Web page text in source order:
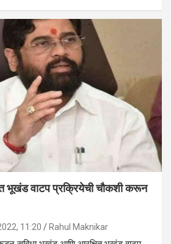
भूखंड वाटप प्रक्रियेची चौकशी करून
11:20 Rahul Maknikar